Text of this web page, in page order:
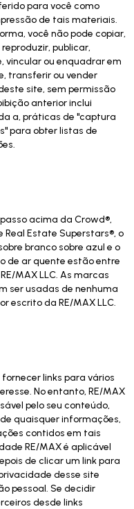
para você como
de tais materiais.
você não pode copiar,
publicar,
vincular ou enquadrar em
transferir ou vender
site, sem permissão
anterior inclui
a, práticas de "captura
para obter listas de
acima da Crowd®,
Real Estate Superstars®, o
branco sobre azul e o
de ar quente estão entre
MAX LLC. As marcas
ser usadas de nenhuma
escrito da RE/MAX LLC.
links para vários
No entanto, RE/MAX
pelo seu conteúdo,
quaisquer informações,
contidos em tais
RE/MAX é aplicável
de clicar um link para
desse site
pessoal. Se decidir
desde links